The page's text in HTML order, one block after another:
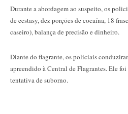
Durante a abordagem ao suspeito, os
de ecstasy, dez porções de cocaína, 18
caseiro), balança de precisão e dinheiro.
Diante do flagrante, os policiais
apreendido à Central de Flagrantes. Ele
tentativa de suborno.